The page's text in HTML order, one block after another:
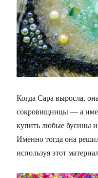
Когда Сара выросла,
сокровищницы — а
купить любые бусины
Именно тогда она
используя этот